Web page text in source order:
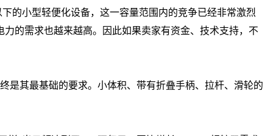
的小型轻便化设备，这一容量范围内的竞争已经非常激烈
的需求也越来越高。因此如果卖家有资金、技术支持，不
是其最基础的要求。小体积、带有折叠手柄、拉杆、滑轮的